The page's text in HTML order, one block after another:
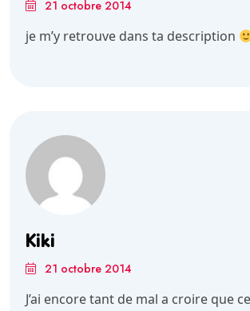
21 octobre 2014
je m’y retrouve dans ta description
Kiki
21 octobre 2014
J’ai encore tant de mal a croire que